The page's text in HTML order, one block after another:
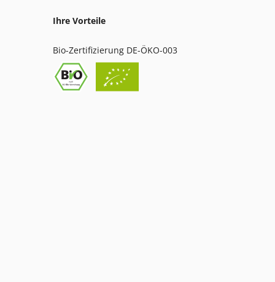
Ihre Vorteile
Bio-Zertifizierung DE-ÖKO-003